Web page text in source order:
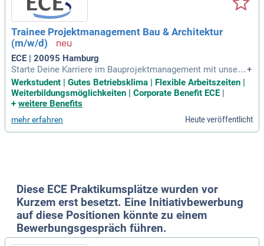
Trainee Projektmanagement Bau & Architektur
(m/w/d)
ECE | 20095 Hamburg
Starte Deine Karriere im Bauprojektmanagement mit unsere
m 12-monatigen Traineeprogramm! Hier lernst Du alle wicht
igen Aspekte von der Planung bis zur Realisierung kennen, f
okussiert auf spannende Bauprojekte im Shoppingbereich.
sbereichen der ECE Marketplaces zu knüpfen. Durch individ
uelle Projekteinsätze übernimmst Du Verantwortung und fü
es Bauens aktiv mit!
+
Werkstudent | Gutes Betriebsklima | Flexible Arbeitszeiten |
Weiterbildungsmöglichkeiten | Corporate Benefit ECE|
+ weitere Benefits
mehr erfahren Heute veröffentlicht
Diese ECE Praktikumsplätze wurden vor
Kurzem erst besetzt. Eine Initiativbewerbung
auf diese Positionen könnte zu einem
Bewerbungsgespräch führen.